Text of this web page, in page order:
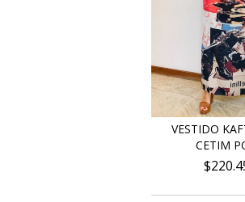
VESTIDO
CETIM